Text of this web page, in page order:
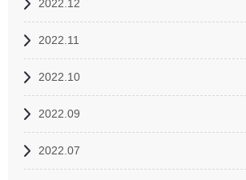
2022.12
2022.11
2022.10
2022.09
2022.07